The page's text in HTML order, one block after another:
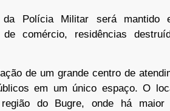
Polícia Militar será mantido
comércio, residências
de um grande centro de
em um único espaço. O
do Bugre, onde há maior